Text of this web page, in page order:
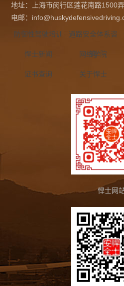
地址：上海市闵行区莲花南路1500
电邮：
防御性驾驶培训 道路安全体系咨
询
悍士新闻 网络学院
证书查询 关于悍士
悍士网